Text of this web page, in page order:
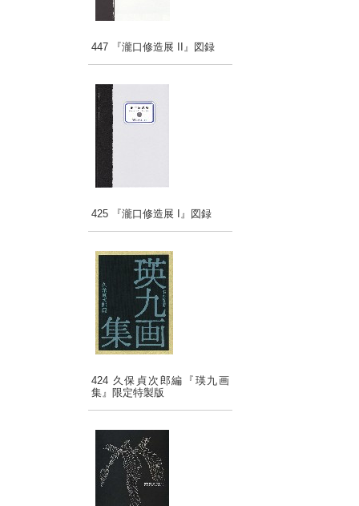
447 『瀧口修造展 II』図録
425 『瀧口修造展 I』図録
424 久保貞次郎編『瑛九画
集』限定特製版